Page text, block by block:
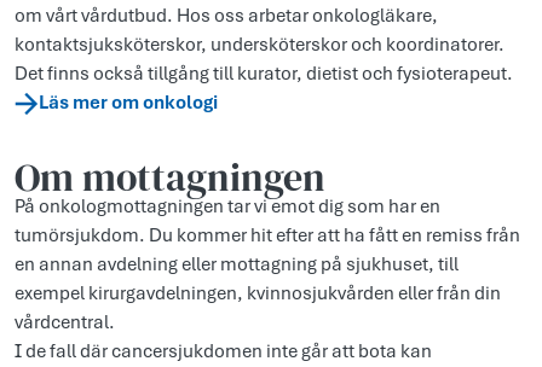
om vårt vårdutbud. Hos oss arbetar onkologläkare,
kontaktsjuksköterskor, undersköterskor och koordinatorer.
Det finns också tillgång till kurator, dietist och fysioterapeut.
Läs mer om onkologi
Om mottagningen
På onkologmottagningen tar vi emot dig som har en
tumörsjukdom. Du kommer hit efter att ha fått en remiss från
en annan avdelning eller mottagning på sjukhuset, till
exempel kirurgavdelningen, kvinnosjukvården eller från din
vårdcentral.
I de fall där cancersjukdomen inte går att bota kan